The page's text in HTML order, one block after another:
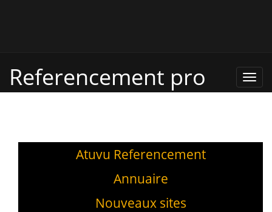
Pro,
Referencement pro
Atuvu Referencement
Annuaire
Nouveaux sites